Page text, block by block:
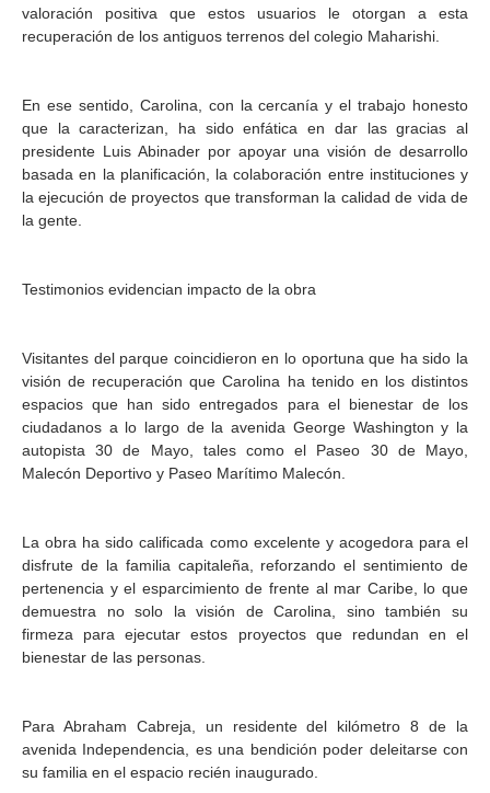
valoración positiva que estos usuarios le otorgan a esta
recuperación de los antiguos terrenos del colegio Maharishi.
En ese sentido, Carolina, con la cercanía y el trabajo honesto
que la caracterizan, ha sido enfática en dar las gracias al
presidente Luis Abinader por apoyar una visión de desarrollo
basada en la planificación, la colaboración entre instituciones y
la ejecución de proyectos que transforman la calidad de vida de
la gente.
Testimonios evidencian impacto de la obra
Visitantes del parque coincidieron en lo oportuna que ha sido la
visión de recuperación que Carolina ha tenido en los distintos
espacios que han sido entregados para el bienestar de los
ciudadanos a lo largo de la avenida George Washington y la
autopista 30 de Mayo, tales como el Paseo 30 de Mayo,
Malecón Deportivo y Paseo Marítimo Malecón.
La obra ha sido calificada como excelente y acogedora para el
disfrute de la familia capitaleña, reforzando el sentimiento de
pertenencia y el esparcimiento de frente al mar Caribe, lo que
demuestra no solo la visión de Carolina, sino también su
firmeza para ejecutar estos proyectos que redundan en el
bienestar de las personas.
Para Abraham Cabreja, un residente del kilómetro 8 de la
avenida Independencia, es una bendición poder deleitarse con
su familia en el espacio recién inaugurado.